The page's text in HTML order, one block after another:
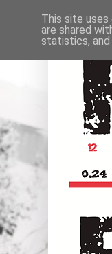
This site
are shared
statistics,